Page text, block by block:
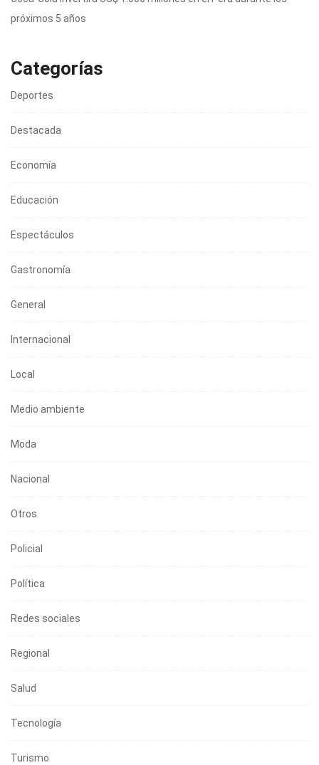
próximos 5 años
Categorías
Deportes
Destacada
Economía
Educación
Espectáculos
Gastronomía
General
Internacional
Local
Medio ambiente
Moda
Nacional
Otros
Policial
Política
Redes sociales
Regional
Salud
Tecnología
Turismo